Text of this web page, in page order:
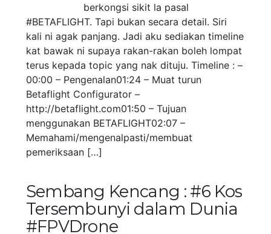
berkongsi sikit la pasal
#BETAFLIGHT. Tapi bukan secara detail. Siri
kali ni agak panjang. Jadi aku sediakan timeline
kat bawak ni supaya rakan-rakan boleh lompat
terus kepada topic yang nak dituju. Timeline : –
00:00 – Pengenalan01:24 – Muat turun
Betaflight Configurator –
http://betaflight.com01:50 – Tujuan
menggunakan BETAFLIGHT02:07 –
Memahami/mengenalpasti/membuat
pemeriksaan […]
Sembang Kencang : #6 Kos
Tersembunyi dalam Dunia
#FPVDrone